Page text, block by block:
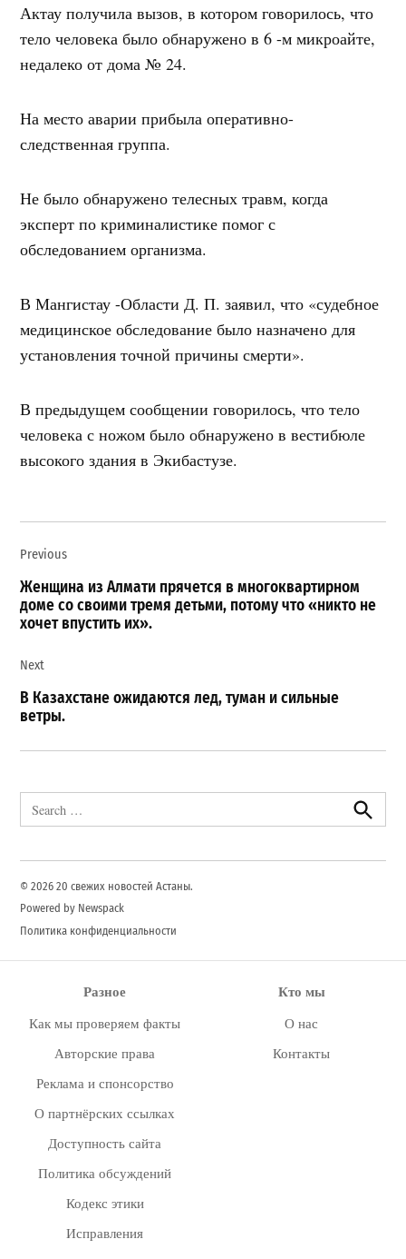
Актау получила вызов, в котором говорилось, что
тело человека было обнаружено в 6 -м микроайте,
недалеко от дома № 24.
На место аварии прибыла оперативно-
следственная группа.
Не было обнаружено телесных травм, когда
эксперт по криминалистике помог с
обследованием организма.
В Мангистау -Области Д. П. заявил, что «судебное
медицинское обследование было назначено для
установления точной причины смерти».
В предыдущем сообщении говорилось, что тело
человека с ножом было обнаружено в вестибюле
высокого здания в Экибастузе.
по
записям
Previous
Женщина из Алмати прячется в многоквартирном
доме со своими тремя детьми, потому что «никто не
хочет впустить их».
Next
В Казахстане ожидаются лед, туман и сильные
ветры.
for:
Search
© 2026 20 свежих новостей Астаны.
Powered by Newspack
Политика конфиденциальности
Разное
Как мы проверяем факты
Авторские права
Реклама и спонсорство
О партнёрских ссылках
Доступность сайта
Политика обсуждений
Кодекс этики
Исправления
Кто мы
О нас
Контакты